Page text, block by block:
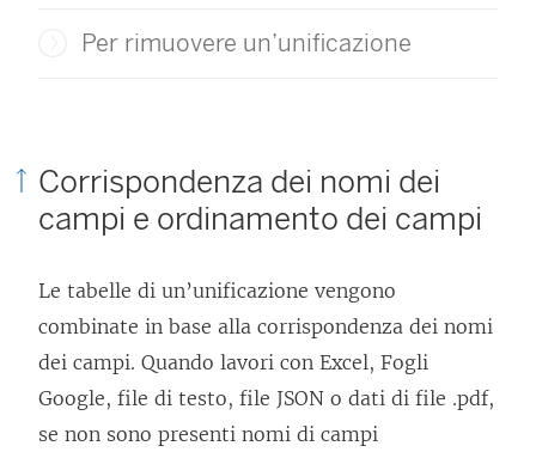
Per rimuovere un’unificazione
Corrispondenza dei nomi dei
campi e ordinamento dei campi
Le tabelle di un’unificazione vengono
combinate in base alla corrispondenza dei nomi
dei campi. Quando lavori con Excel, Fogli
Google, file di testo, file JSON o dati di file .pdf,
se non sono presenti nomi di campi